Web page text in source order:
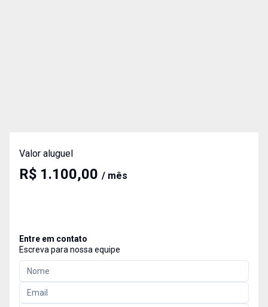
Valor aluguel
R$ 1.100,00 / mês
Entre em contato
Escreva para nossa equipe